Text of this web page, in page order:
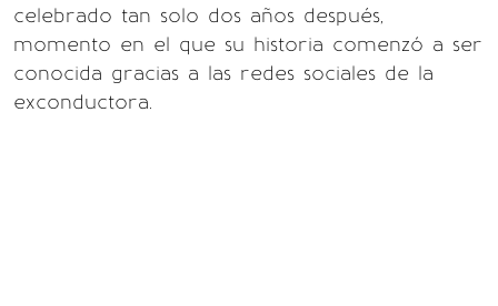
celebrado tan solo dos años después,
momento en el que su historia comenzó a ser
conocida gracias a las redes sociales de la
exconductora.